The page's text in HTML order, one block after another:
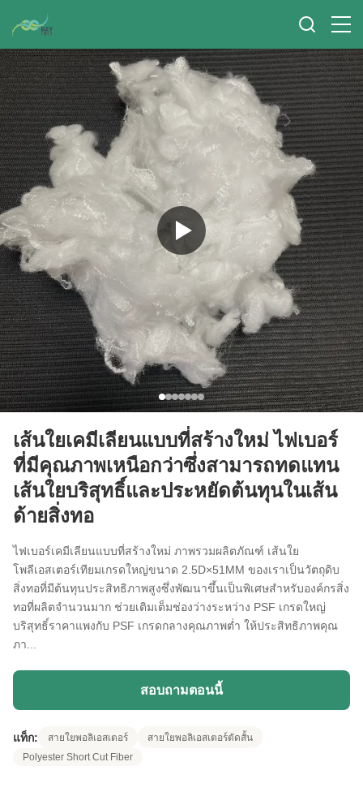
เส้นใยเคมีเลียนแบบที่สร้างใหม่ ไฟเบอร์
ที่มีคุณภาพเหนือกว่าซึ่งสามารถทดแทน
เส้นใยบริสุทธิ์และประหยัดต้นทุนในเส้น
ด้ายสิ่งทอ
ไฟเบอร์เคมีเลียนแบบที่สร้างใหม่ ภาพรวมผลิตภัณฑ์ เส้นใย
โพลีเอสเตอร์เทียมเกรดใหญ่ขนาด 2.5D×51MM ของเราเป็นวัตถุดิบ
สิ่งทอที่มีต้นทุนประสิทธิภาพสูงซึ่งพัฒนาขึ้นเป็นพิเศษสำหรับองค์กรสิ่ง
ทอที่ผลิตจำนวนมาก ช่วยเติมเต็มช่องว่างระหว่าง PSF เกรดใหญ่
บริสุทธิ์ราคาแพงกับ PSF เกรดกลางคุณภาพต่ำ ให้ประสิทธิภาพคุณ
ภา...
สอบถามตอนนี้
แท็ก: สายใยพอลิเอสเตอร์
สายใยพอลิเอสเตอร์ตัดสั้น
Polyester Short Cut Fiber